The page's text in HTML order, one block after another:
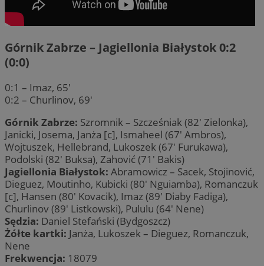
Górnik Zabrze – Jagiellonia Białystok 0:2
(0:0)
0:1 – Imaz, 65′
0:2 – Churlinov, 69′
Górnik Zabrze: Szromnik – Szcześniak (82′ Zielonka),
Janicki, Josema, Janża [c], Ismaheel (67′ Ambros),
Wojtuszek, Hellebrand, Lukoszek (67′ Furukawa),
Podolski (82′ Buksa), Zahović (71′ Bakis)
Jagiellonia Białystok: Abramowicz – Sacek, Stojinović,
Dieguez, Moutinho, Kubicki (80′ Nguiamba), Romanczuk
[c], Hansen (80′ Kovacik), Imaz (89′ Diaby Fadiga),
Churlinov (89′ Listkowski), Pululu (64′ Nene)
Sędzia: Daniel Stefański (Bydgoszcz)
Żółte kartki: Janża, Lukoszek – Dieguez, Romanczuk,
Nene
Frekwencja: 18079